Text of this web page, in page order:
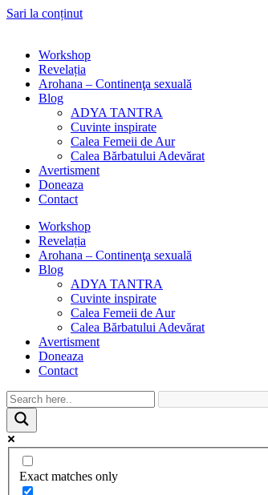
Sari la conținut
Workshop
Revelația
Arohana – Continenţa sexuală
Blog
ADYA TANTRA
Cuvinte inspirate
Calea Femeii de Aur
Calea Bărbatului Adevărat
Avertisment
Doneaza
Contact
Workshop
Revelația
Arohana – Continenţa sexuală
Blog
ADYA TANTRA
Cuvinte inspirate
Calea Femeii de Aur
Calea Bărbatului Adevărat
Avertisment
Doneaza
Contact
Exact matches only